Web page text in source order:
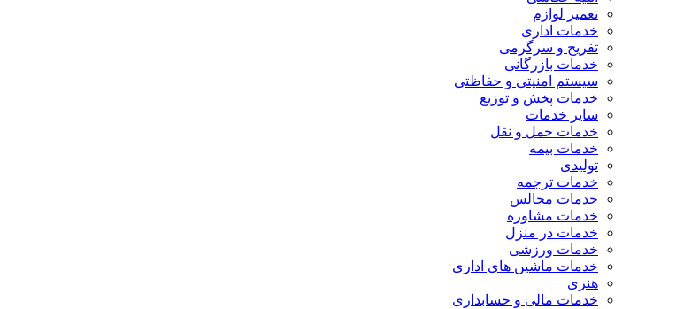
تعمیر لوازم
خدمات اداری
تفریح و سرگرمی
خدمات بازرگانی
سیستم امنیتی و حفاظتی
خدمات پخش و توزیع
سایر خدمات
خدمات حمل و نقل
خدمات بیمه
تولیدی
خدمات ترجمه
خدمات مجالس
خدمات مشاوره
خدمات در منزل
خدمات ورزشی
خدمات ماشین های اداری
هنری
خدمات مالی و حسابداری